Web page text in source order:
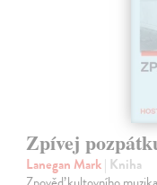
Zpívej
Lanegan Mark| Kniha